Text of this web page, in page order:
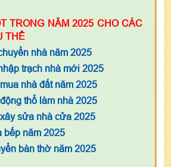
TRONG NĂM 2025 CHO CÁC
THỂ
nhà năm 2025
trạch nhà mới 2025
nhà đất năm 2025
thổ làm nhà 2025
sửa nhà cửa 2025
bếp năm 2025
bàn thờ năm 2025